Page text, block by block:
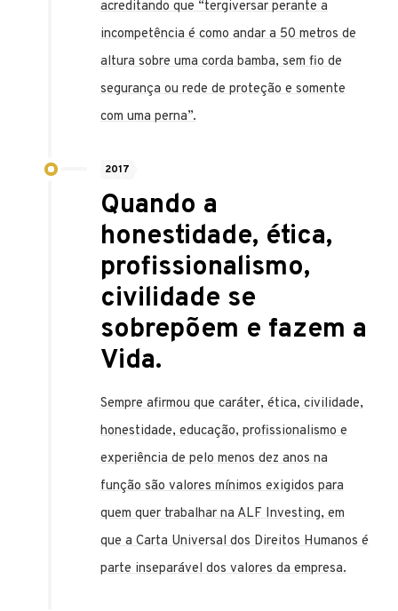
acreditando que “tergiversar perante a
incompetência é como andar a 50 metros de
altura sobre uma corda bamba, sem fio de
segurança ou rede de proteção e somente
com uma perna”.
2017
Quando a
honestidade, ética,
profissionalismo,
civilidade se
sobrepõem e fazem a
Vida.
Sempre afirmou que caráter, ética, civilidade,
honestidade, educação, profissionalismo e
experiência de pelo menos dez anos na
função são valores mínimos exigidos para
quem quer trabalhar na ALF Investing, em
que a Carta Universal dos Direitos Humanos é
parte inseparável dos valores da empresa.